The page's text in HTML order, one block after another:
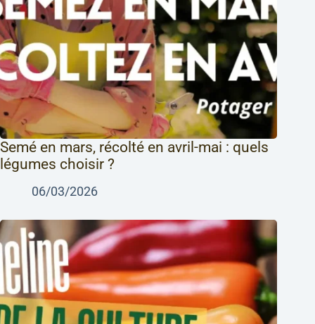
Semé en mars, récolté en avril-mai : quels
légumes choisir ?
06/03/2026